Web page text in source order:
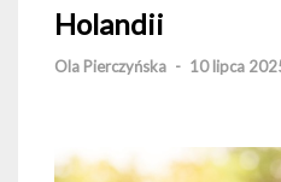
Holandii
Ola Pierczyńska - 10 lipca